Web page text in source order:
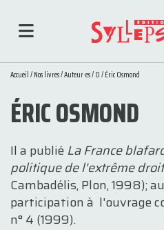
Accueil/Nos livres/Auteur·es/O/ Éric Osmond
ÉRIC OSMOND
Il a publié La France
politique de l'extrême
Cambadélis, Plon, 1998);
participation à l'ouvrage
n° 4 (1999).